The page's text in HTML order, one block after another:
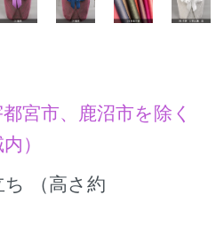
宮市、鹿沼市を除く
）
（高さ約